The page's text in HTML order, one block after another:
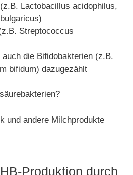
Lactobacillus acidophilus,
Streptococcus
die Bifidobakterien (z.B.
bifidum) dazugezählt
und andere Milchprodukte
Produktion durch